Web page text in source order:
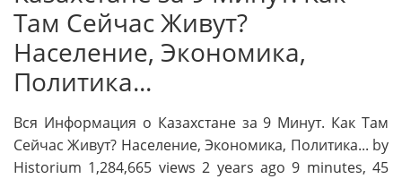
Там Сейчас Живут?
Население, Экономика,
Политика...
Вся Информация о Казахстане за 9 Минут. Как Там
Сейчас Живут? Население, Экономика, Политика... by
Historium 1,284,665 views 2 years ago 9 minutes, 45